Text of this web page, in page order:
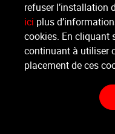
Organisateur
CORETONIC
Moniteur
Non renseigné
CoreTonic
Rue Marcel de
refuser l’installation
ici plus
cookies. En cliquant
continuant à utiliser
placement de ces